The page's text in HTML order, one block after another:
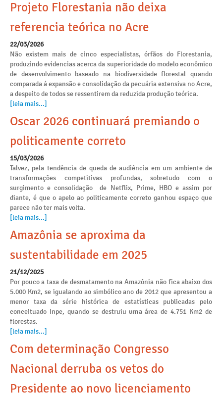
Projeto Florestania não deixa
referencia teórica no Acre
22/03/2026
Não existem mais de cinco especialistas, órfãos do Florestania,
produzindo evidencias acerca da superioridade do modelo econômico
de desenvolvimento baseado na biodiversidade florestal quando
comparada á expansão e consolidação da pecuária extensiva no Acre,
a despeito de todos se ressentirem da reduzida produção teórica.
[leia mais...]
Oscar 2026 continuará premiando o
politicamente correto
15/03/2026
Talvez, pela tendência de queda de audiência em um ambiente de
transformações competitivas profundas, sobretudo com o
surgimento e consolidação de Netflix, Prime, HBO e assim por
diante, é que o apelo ao politicamente correto ganhou espaço que
parece não ter mais volta.
[leia mais...]
Amazônia se aproxima da
sustentabilidade em 2025
21/12/2025
Por pouco a taxa de desmatamento na Amazônia não fica abaixo dos
5.000 Km2, se igualando ao simbólico ano de 2012 que apresentou a
menor taxa da série histórica de estatísticas publicadas pelo
conceituado Inpe, quando se destruiu uma área de 4.751 Km2 de
florestas.
[leia mais...]
Com determinação Congresso
Nacional derruba os vetos do
Presidente ao novo licenciamento